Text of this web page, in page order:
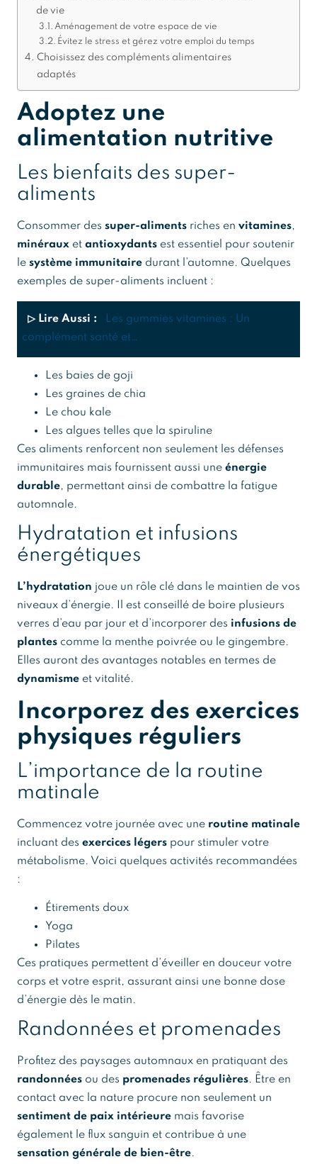
de vie
Aménagement de votre espace de vie
Évitez le stress et gérez votre emploi du temps
Choisissez des compléments alimentaires
adaptés
Adoptez une
alimentation nutritive
Les bienfaits des super-
aliments
Consommer des super-aliments riches en vitamines,
minéraux et antioxydants est essentiel pour soutenir
le système immunitaire durant l’automne. Quelques
exemples de super-aliments incluent :
▷ Lire Aussi :
Les gummies vitamines : Un
complément santé et…
Les baies de goji
Les graines de chia
Le chou kale
Les algues telles que la spiruline
Ces aliments renforcent non seulement les défenses
immunitaires mais fournissent aussi une énergie
durable, permettant ainsi de combattre la fatigue
automnale.
Hydratation et infusions
énergétiques
L’hydratation joue un rôle clé dans le maintien de vos
niveaux d’énergie. Il est conseillé de boire plusieurs
verres d’eau par jour et d’incorporer des infusions de
plantes comme la menthe poivrée ou le gingembre.
Elles auront des avantages notables en termes de
dynamisme et vitalité.
Incorporez des exercices
physiques réguliers
L’importance de la routine
matinale
Commencez votre journée avec une routine matinale
incluant des exercices légers pour stimuler votre
métabolisme. Voici quelques activités recommandées
:
Étirements doux
Yoga
Pilates
Ces pratiques permettent d’éveiller en douceur votre
corps et votre esprit, assurant ainsi une bonne dose
d’énergie dès le matin.
Randonnées et promenades
Profitez des paysages automnaux en pratiquant des
randonnées ou des promenades régulières. Être en
contact avec la nature procure non seulement un
sentiment de paix intérieure mais favorise
également le flux sanguin et contribue à une
sensation générale de bien-être.